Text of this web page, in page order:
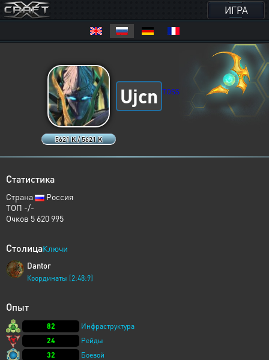
ИГРА
5621 K / 5621 K
Ujcn TOSS
Статистика
Страна
Россия
ТОП -/-
Очков 5 620 995
СтолицаКлючи
Dantor
Координаты [2:48:9]
Опыт
82
Инфраструктура
24
Рейды
32
Боевой